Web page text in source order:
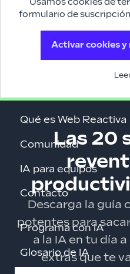
Usamos cookies de
formulario de
Activar cookies
Las 20
Descarga la guía
potentes para
a la IA en tu día
extras que te
Qué es Web Reactiva
Comunidad
IA para equipos
Contacto
Programa con IA
Glosario de IA